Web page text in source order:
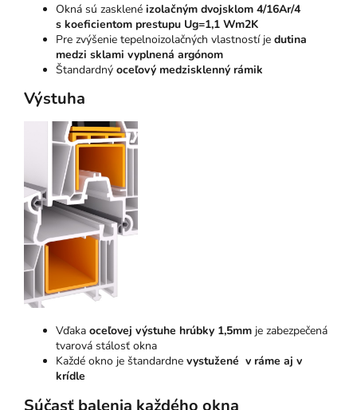
Okná sú zasklené izolačným dvojsklom 4/16Ar/4
s koeficientom prestupu Ug=1,1 Wm2K
Pre zvýšenie tepelnoizolačných vlastností je dutina
medzi sklami vyplnená argónom
Štandardný oceľový medzisklenný rámik
Výstuha
Vďaka oceľovej výstuhe hrúbky 1,5mm je zabezpečená
tvarová stálosť okna
Každé okno je štandardne vystužené v ráme aj v
krídle
Súčasť balenia každého okna